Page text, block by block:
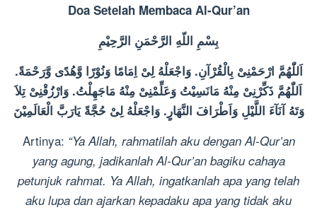
Doa Setelah Membaca Al-Qur’an
بِسْمِ اللّهِ الرَّحْمَنِ الرَّحِيْمِ
اَللّٰهُمَّ ارْحَمْنِىْ بِالْقُرْآنِ. وَاجْعَلْهُ لِىْ اِمَامًا وَنُوْرًا وَّهُدًى وَّرَحْمَةً.
اَللّٰهُمَّ ذَكِّرْنِىْ مِنْهُ مَانَسِيْتُ وَعَلِّمْنِىْ مِنْهُ مَاجَهِلْتُ. وَارْزُقْنِىْ تِلاَ
وَتَهُ آنَآءَ اللَّيْلِ وَاَطْرَافَ النَّهَارٍ. وَاجْعَلْهُ لِىْ حُجَّةً يَارَبَّ الْعَالَمِيْنَ
Artinya: “Ya Allah, rahmatilah aku dengan Al-Qur’an
yang agung, jadikanlah Al-Qur’an bagiku cahaya
petunjuk rahmat. Ya Allah, ingatkanlah apa yang telah
aku lupa dan ajarkan kepadaku apa yang tidak aku